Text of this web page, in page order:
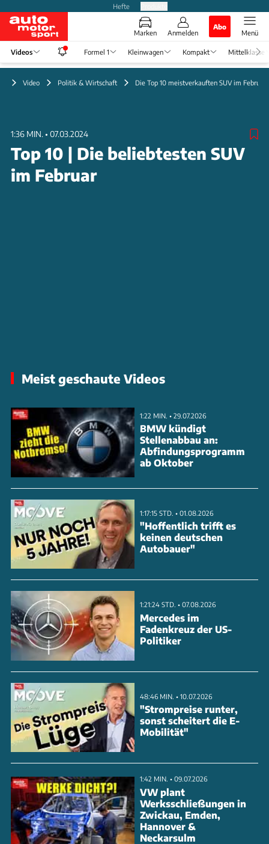
Hefte
Marken Anmelden
Abo
Menü
Videos Formel 1 Kleinwagen Kompakt Mittelklasse
Video Politik & Wirtschaft Die Top 10 meistverkauften SUV im Februar
1:36 MIN. • 07.03.2024
Top 10 | Die beliebtesten SUV
im Februar
Meist geschaute Videos
1:22 MIN. • 29.07.2026
BMW kündigt
Stellenabbau an:
Abfindungsprogramm
ab Oktober
1:17:15 STD. • 01.08.2026
"Hoffentlich trifft es
keinen deutschen
Autobauer"
1:21:24 STD. • 07.08.2026
Mercedes im
Fadenkreuz der US-
Politiker
48:46 MIN. • 10.07.2026
"Strompreise runter,
sonst scheitert die E-
Mobilität"
1:42 MIN. • 09.07.2026
VW plant
Werksschließungen in
Zwickau, Emden,
Hannover &
Neckarsulm